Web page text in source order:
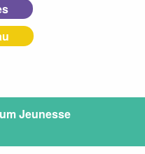
Jeunesse